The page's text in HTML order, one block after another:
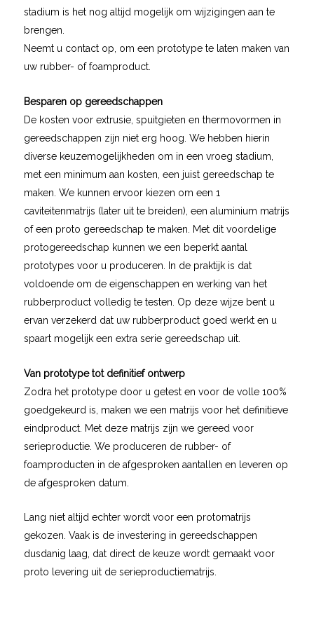
stadium is het nog altijd mogelijk om wijzigingen aan te
brengen.
Neemt u contact op, om een prototype te laten maken van
uw rubber- of foamproduct.
Besparen op gereedschappen
De kosten voor extrusie, spuitgieten en thermovormen in
gereedschappen zijn niet erg hoog. We hebben hierin
diverse keuzemogelijkheden om in een vroeg stadium,
met een minimum aan kosten, een juist gereedschap te
maken. We kunnen ervoor kiezen om een 1
caviteitenmatrijs (later uit te breiden), een aluminium matrijs
of een proto gereedschap te maken. Met dit voordelige
protogereedschap kunnen we een beperkt aantal
prototypes voor u produceren. In de praktijk is dat
voldoende om de eigenschappen en werking van het
rubberproduct volledig te testen. Op deze wijze bent u
ervan verzekerd dat uw rubberproduct goed werkt en u
spaart mogelijk een extra serie gereedschap uit.
​Van prototype tot definitief ontwerp
Zodra het prototype door u getest en voor de volle 100%
goedgekeurd is, maken we een matrijs voor het definitieve
eindproduct. Met deze matrijs zijn we gereed voor
serieproductie. We produceren de rubber- of
foamproducten in de afgesproken aantallen en leveren op
de afgesproken datum.
Lang niet altijd echter wordt voor een protomatrijs
gekozen. Vaak is de investering in gereedschappen
dusdanig laag, dat direct de keuze wordt gemaakt voor
proto levering uit de serieproductiematrijs.